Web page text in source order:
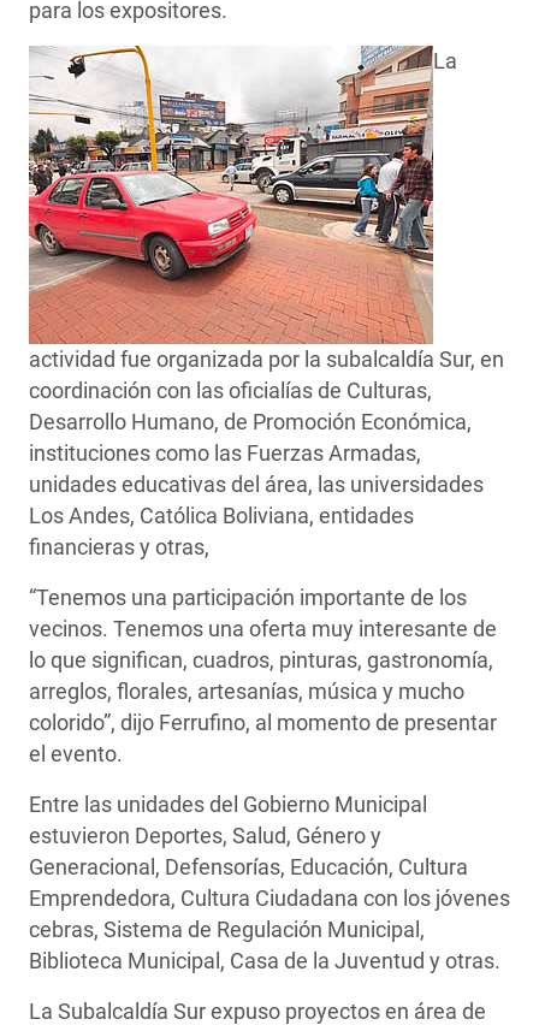
para los expositores.
La
actividad fue organizada por la subalcaldía Sur, en
coordinación con las oficialías de Culturas,
Desarrollo Humano, de Promoción Económica,
instituciones como las Fuerzas Armadas,
unidades educativas del área, las universidades
Los Andes, Católica Boliviana, entidades
financieras y otras,
“Tenemos una participación importante de los
vecinos. Tenemos una oferta muy interesante de
lo que significan, cuadros, pinturas, gastronomía,
arreglos, florales, artesanías, música y mucho
colorido”, dijo Ferrufino, al momento de presentar
el evento.
Entre las unidades del Gobierno Municipal
estuvieron Deportes, Salud, Género y
Generacional, Defensorías, Educación, Cultura
Emprendedora, Cultura Ciudadana con los jóvenes
cebras, Sistema de Regulación Municipal,
Biblioteca Municipal, Casa de la Juventud y otras.
La Subalcaldía Sur expuso proyectos en área de